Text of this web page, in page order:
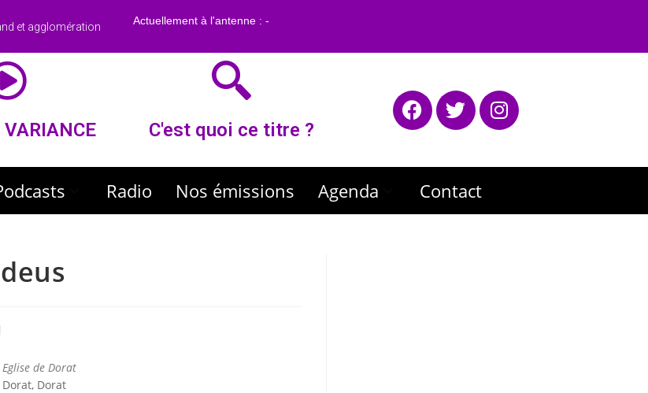
et agglomération
VARIANCE C'est quoi ce titre ?
Radio Nos émissions Agenda Contact
Eglise de Dorat
Dorat, Dorat